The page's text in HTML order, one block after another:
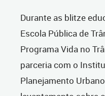
Durante as blitze
Escola Pública de
Programa Vida no
parceria com o
Planejamento